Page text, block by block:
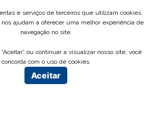
e serviços de terceiros que utilizam cookies.
nos ajudam a oferecer uma melhor experiência de
navegação no site.
ou continuar a visualizar nosso site, você
concorda com o uso de cookies.
Aceitar